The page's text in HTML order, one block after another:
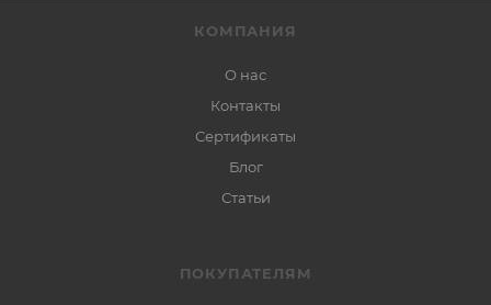
КОМПАНИЯ
О нас
Контакты
Сертификаты
Блог
Статьи
ПОКУПАТЕЛЯМ